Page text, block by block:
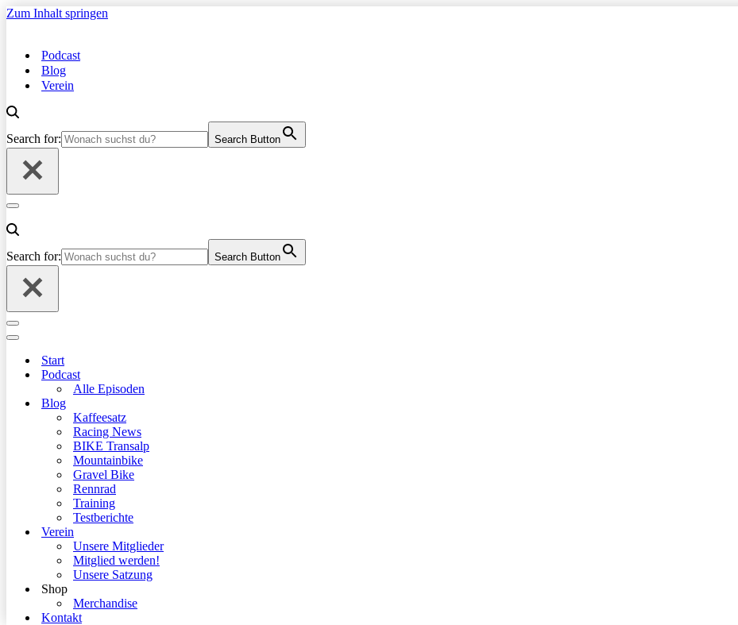
Zum Inhalt springen
Podcast
Blog
Verein
Search for: Search Button
Navigationsmenü
Search for: Search Button
Navigationsmenü
Navigationsmenü
Start
Podcast
Alle Episoden
Blog
Kaffeesatz
Racing News
BIKE Transalp
Mountainbike
Gravel Bike
Rennrad
Training
Testberichte
Verein
Unsere Mitglieder
Mitglied werden!
Unsere Satzung
Shop
Merchandise
Kontakt